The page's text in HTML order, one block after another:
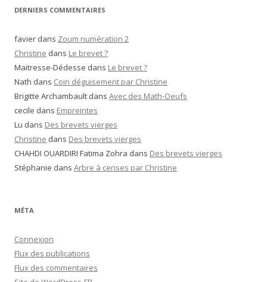
DERNIERS COMMENTAIRES
favier dans Zoum numération 2
Christine dans Le brevet ?
Maitresse-Dédesse dans Le brevet ?
Nath dans Coin déguisement par Christine
Brigitte Archambault dans Avec des Math-Oeufs
cecile dans Empreintes
Lu dans Des brevets vierges
Christine dans Des brevets vierges
CHAHDI OUARDIRI Fatima Zohra dans Des brevets vierges
Stéphanie dans Arbre à cerises par Christine
MÉTA
Connexion
Flux des publications
Flux des commentaires